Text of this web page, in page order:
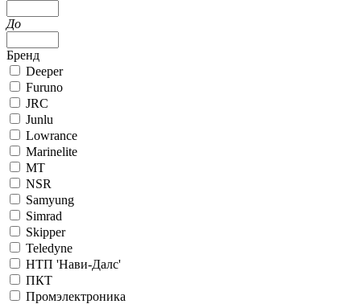
До
Бренд
Deeper
Furuno
JRC
Junlu
Lowrance
Marinelite
MT
NSR
Samyung
Simrad
Skipper
Teledyne
НТП 'Нави-Далс'
ПКТ
Промэлектроника